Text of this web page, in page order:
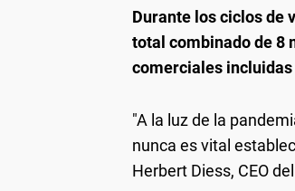
Durante los ciclos de
total combinado de 8
comerciales
"A la luz de la
nunca es vital
Herbert Diess, CEO